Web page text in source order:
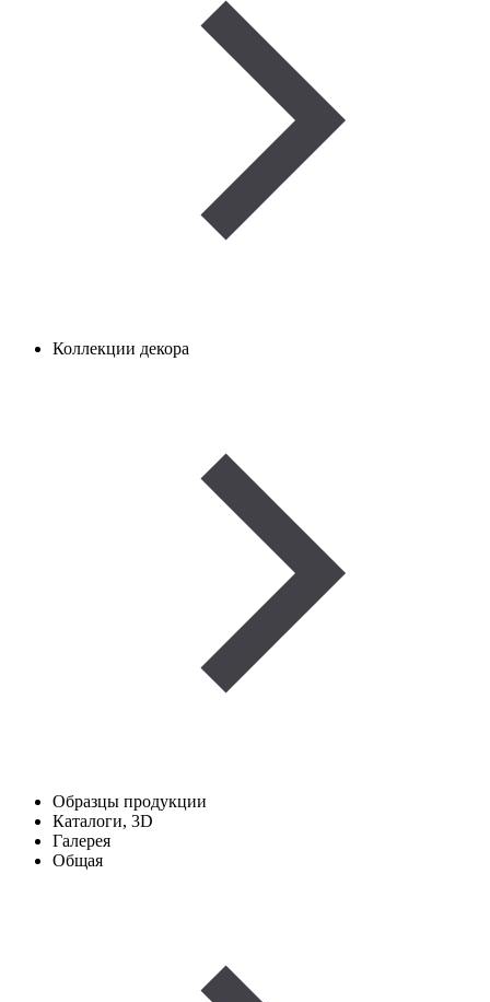
Коллекции декора
Образцы продукции
Каталоги, 3D
Галерея
Общая